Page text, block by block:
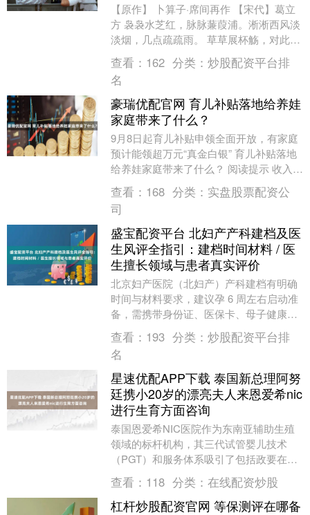
【原作】 卜算子·席间再作 【宋代】葛立
方 袅袅水芝红，脉脉蒹葭浦。淅淅西风淡
淡烟，几点疏疏雨。 草草展杯觞，对此盈
盈女。叶叶红衣当酒船，细细流霞举。
【译文】....
查看： 162 分类： 炒股配资平台排
名
豪瑞优配官网 育儿补贴落地给养娃
家庭带来了什么？
9月8日起育儿补贴申领全面开放，有家庭
预计能领超万元“真金白银” 育儿补贴落地
给养娃家庭带来了什么？ 阅读提示 收入压
力、时间和精力不足、教育成本等影响生
育意愿....
查看： 168 分类： 实盘股票配资公
司
盛宝配资平台 北妇产产科建档及医
生风评全指引：建档时间材料 / 医
生擅长领域与患者真实评价
北京妇产医院（北妇产）产科建档有明确
时间与材料要求，建议孕 6 周左右启动准
备，需携带身份证、医保卡、母子健康手
册及含胎心胎芽的 B 超单（外院三甲可认
可），建....
查看： 193 分类： 炒股配资平台排
名
星速优配APP下载 泰国新总理阿努
廷携小20岁的漂亮夫人来恩爱希nic
进行生育方面咨询
泰国恩爱希NIC医院作为东南亚辅助生殖
领域的标杆机构，其三代试管婴儿技术
（PGT）和服务体系吸引了包括政要在内
的国际客户。关于泰国新任总理阿努廷夫
妇的生育咨询，....
查看： 118 分类： 在线配资炒股
杠杆炒股配资官网 等保测评在哪备